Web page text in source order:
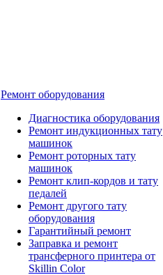
Ремонт оборудования
Диагностика оборудования
Ремонт индукционных тату
машинок
Ремонт роторных тату
машинок
Ремонт клип-кордов и тату
педалей
Ремонт другого тату
оборудования
Гарантийный ремонт
Заправка и ремонт
трансферного принтера от
Skillin Color